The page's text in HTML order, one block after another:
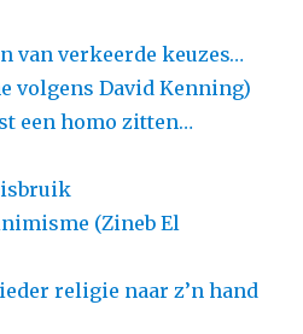
van verkeerde keuzes…
volgens David Kenning)
een homo zitten…
(Zineb El
religie naar z’n hand